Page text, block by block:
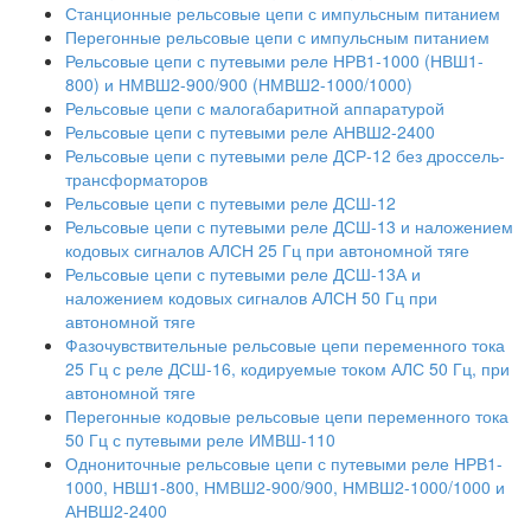
Станционные рельсовые цепи с импульсным питанием
Перегонные рельсовые цепи с импульсным питанием
Рельсовые цепи с путевыми реле НРВ1-1000 (НВШ1-
800) и НМВШ2-900/900 (НМВШ2-1000/1000)
Рельсовые цепи с малогабаритной аппаратурой
Рельсовые цепи с путевыми реле АНВШ2-2400
Рельсовые цепи с путевыми реле ДСР-12 без дроссель-
трансформаторов
Рельсовые цепи с путевыми реле ДСШ-12
Рельсовые цепи с путевыми реле ДСШ-13 и наложением
кодовых сигналов АЛСН 25 Гц при автономной тяге
Рельсовые цепи с путевыми реле ДСШ-13А и
наложением кодовых сигналов АЛСН 50 Гц при
автономной тяге
Фазочувствительные рельсовые цепи переменного тока
25 Гц с реле ДСШ-16, кодируемые током АЛС 50 Гц, при
автономной тяге
Перегонные кодовые рельсовые цепи переменного тока
50 Гц с путевыми реле ИМВШ-110
Однониточные рельсовые цепи с путевыми реле НРВ1-
1000, НВШ1-800, НМВШ2-900/900, НМВШ2-1000/1000 и
АНВШ2-2400